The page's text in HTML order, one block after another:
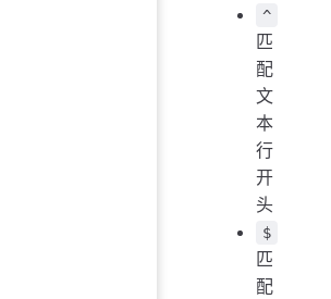
^
匹
配
文
本
行
开
头
$
匹
配